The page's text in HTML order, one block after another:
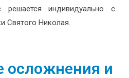
решается индивидуально с
Святого Николая.
и